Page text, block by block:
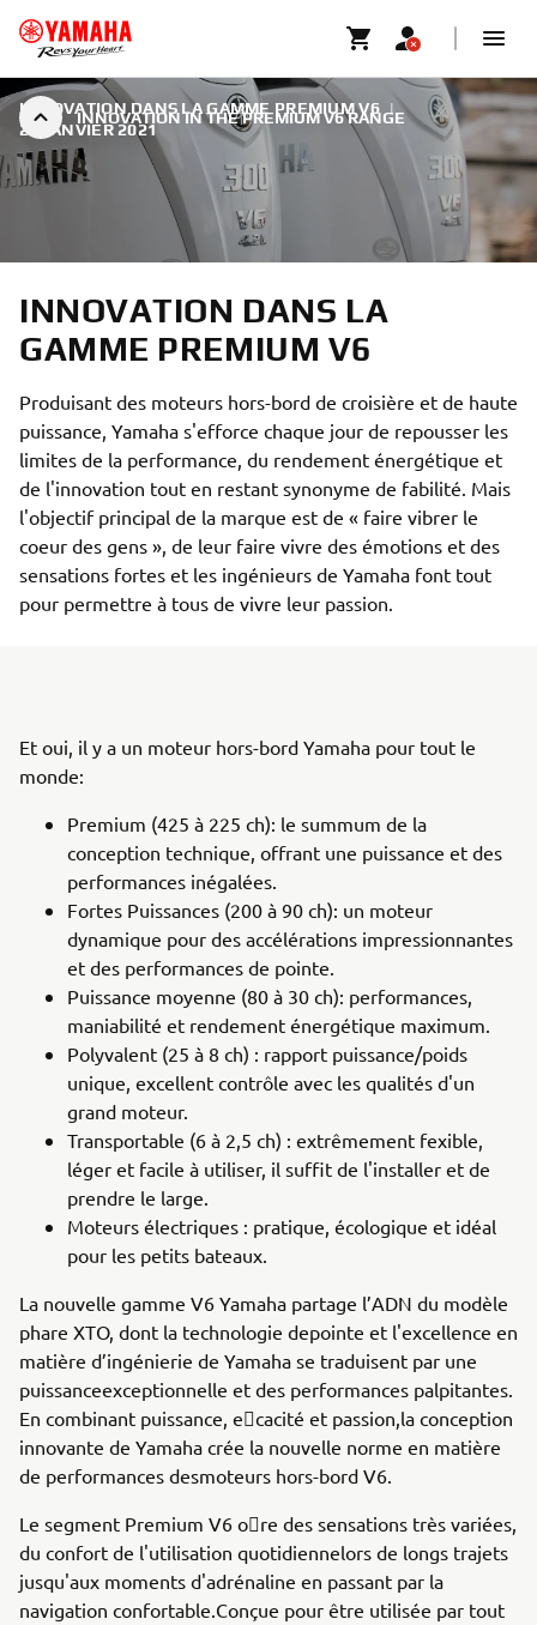
INNOVATION IN THE PREMIUM V6 RANGE
INNOVATION DANS LA GAMME PREMIUM V6 |
24 JANVIER 2021
INNOVATION DANS LA
GAMME PREMIUM V6
Produisant des moteurs hors-bord de croisière et de haute
puissance, Yamaha s'efforce chaque jour de repousser les
limites de la performance, du rendement énergétique et
de l'innovation tout en restant synonyme de fabilité. Mais
l'objectif principal de la marque est de « faire vibrer le
coeur des gens », de leur faire vivre des émotions et des
sensations fortes et les ingénieurs de Yamaha font tout
pour permettre à tous de vivre leur passion.
Et oui, il y a un moteur hors-bord Yamaha pour tout le
monde:
Premium (425 à 225 ch): le summum de la
conception technique, offrant une puissance et des
performances inégalées.
Fortes Puissances (200 à 90 ch): un moteur
dynamique pour des accélérations impressionnantes
et des performances de pointe.
Puissance moyenne (80 à 30 ch): performances,
maniabilité et rendement énergétique maximum.
Polyvalent (25 à 8 ch) : rapport puissance/poids
unique, excellent contrôle avec les qualités d'un
grand moteur.
Transportable (6 à 2,5 ch) : extrêmement fexible,
léger et facile à utiliser, il suffit de l'installer et de
prendre le large.
Moteurs électriques : pratique, écologique et idéal
pour les petits bateaux.
La nouvelle gamme V6 Yamaha partage l’ADN du modèle
phare XTO, dont la technologie depointe et l'excellence en
matière d’ingénierie de Yamaha se traduisent par une
puissanceexceptionnelle et des performances palpitantes.
En combinant puissance, e􀄉cacité et passion,la conception
innovante de Yamaha crée la nouvelle norme en matière
de performances desmoteurs hors-bord V6.
Le segment Premium V6 o􀄄re des sensations très variées,
du confort de l'utilisation quotidiennelors de longs trajets
jusqu'aux moments d'adrénaline en passant par la
navigation confortable.Conçue pour être utilisée par tout